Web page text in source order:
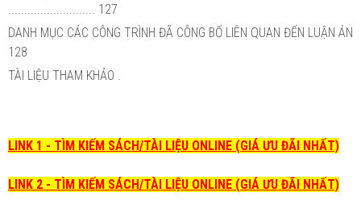
........................... 127
DANH MỤC CÁC CÔNG TRÌNH ĐÃ CÔNG BỐ LIÊN QUAN ĐẾN LUẬN ÁN
128
TÀI LIỆU THAM KHẢO .
LINK 1 - TÌM KIẾM SÁCH/TÀI LIỆU ONLINE (GIÁ ƯU ĐÃI NHẤT)
LINK 2 - TÌM KIẾM SÁCH/TÀI LIỆU ONLINE (GIÁ ƯU ĐÃI NHẤT)